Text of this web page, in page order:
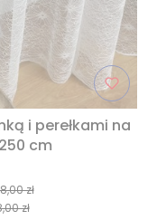
i perełkami na
cm
zł
zł